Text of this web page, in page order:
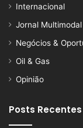
Internacional
Jornal Multimodal
Negócios &
Oil & Gas
Opinião
Posts Recentes